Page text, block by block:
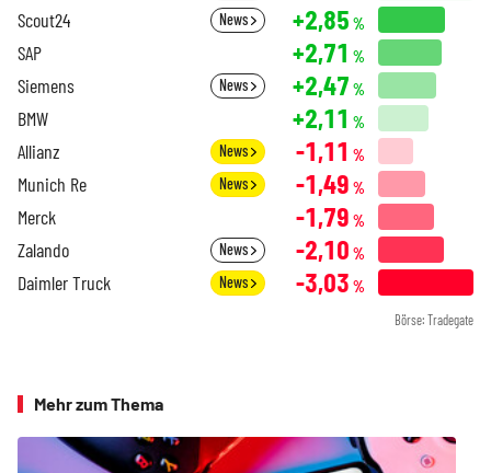
Scout24 News +2,85 %
SAP +2,71 %
Siemens News +2,47 %
BMW +2,11 %
Allianz News -1,11 %
Munich Re News -1,49 %
Merck -1,79 %
Zalando News -2,10 %
Daimler Truck News -3,03 %
Börse: Tradegate
Mehr zum Thema